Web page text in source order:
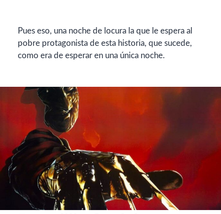
Pues eso, una noche de locura la que le espera al
pobre protagonista de esta historia, que sucede,
como era de esperar en una única noche.